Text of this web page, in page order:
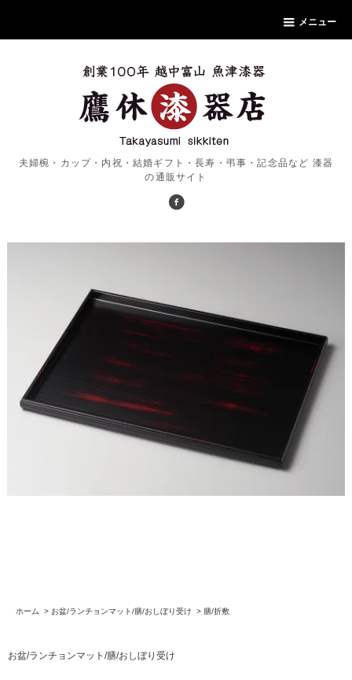
メニュー
夫婦椀・カップ・内祝・結婚ギフト・長寿・弔事・記念品など 漆器
の通販サイト
ホーム > お盆/ランチョンマット/膳/おしぼり受け > 膳/折敷
お盆/ランチョンマット/膳/おしぼり受け